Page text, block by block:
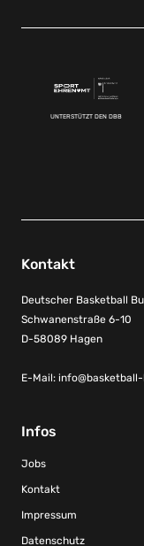
UNTERSTÜTZT DEN DBB
Kontakt
Deutscher Basketball
Schwanenstraße 6-10
D-58089 Hagen
E-Mail:
Infos
Jobs
Kontakt
Impressum
Datenschutz